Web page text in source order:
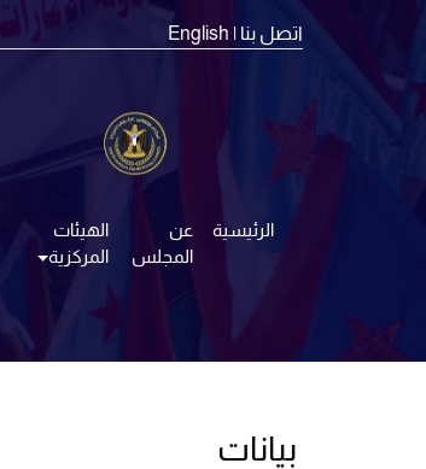
اتصل بنا | English
الرئيسية
عن
المجلس
الهيئات
المركزية
بيانات